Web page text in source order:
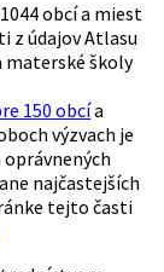
obcí a miest
z údajov Atlasu
materské školy
150 obcía
výzvach je
najčastejších
tejto časti